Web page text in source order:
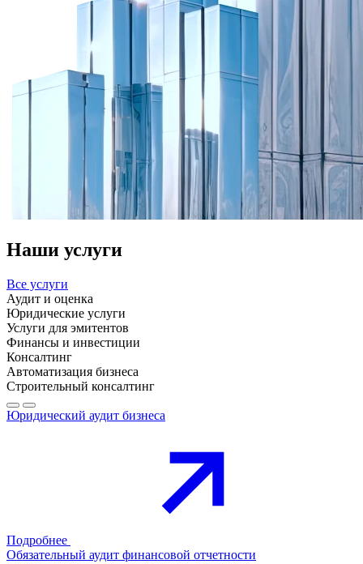
Наши услуги
Все услуги
Аудит и оценка
Юридические услуги
Услуги для эмитентов
Финансы и инвестиции
Консалтинг
Автоматизация бизнеса
Строительный консалтинг
Юридический аудит бизнеса
Подробнее
Обязательный аудит финансовой отчетности